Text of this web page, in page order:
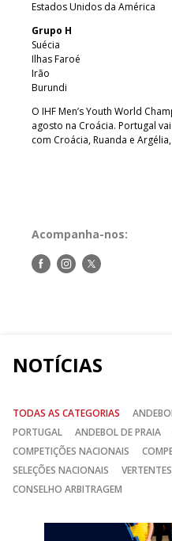
Estados Unidos da América
Grupo H
Suécia
Ilhas Faroé
Irão
Burundi
O IHF Men’s Youth World
agosto na Croácia. Portugal
com Croácia, Ruanda e
Acompanha-nos:
Siga-Siga-Siga-
NOTÍCIAS
TODAS AS CATEGORIAS
PORTUGAL
ANDEBOL DE PRAIA
COMPETIÇÕES NACIONAIS
SELEÇÕES NACIONAIS
CONSELHO ARBITRAGEM